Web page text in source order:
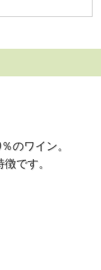
のワイン。
です。